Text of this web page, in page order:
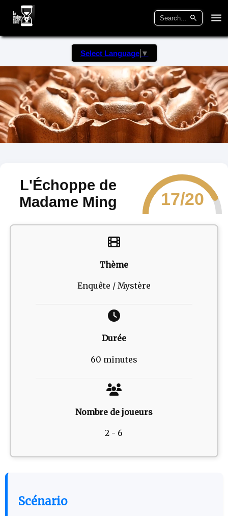
Select Language ▼
L'Échoppe de
Madame Ming
17/20
Thème
Enquête / Mystère
Durée
60 minutes
Nombre de joueurs
2 - 6
Scénario